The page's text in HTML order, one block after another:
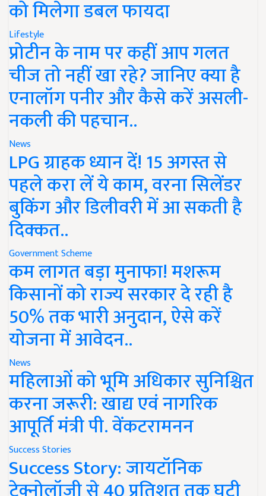
को मिलेगा डबल फायदा
Lifestyle
प्रोटीन के नाम पर कहीं आप गलत
चीज तो नहीं खा रहे? जानिए क्या है
एनालॉग पनीर और कैसे करें असली-
नकली की पहचान..
News
LPG ग्राहक ध्यान दें! 15 अगस्त से
पहले करा लें ये काम, वरना सिलेंडर
बुकिंग और डिलीवरी में आ सकती है
दिक्कत..
Government Scheme
कम लागत बड़ा मुनाफा! मशरूम
किसानों को राज्य सरकार दे रही है
50% तक भारी अनुदान, ऐसे करें
योजना में आवेदन..
News
महिलाओं को भूमि अधिकार सुनिश्चित
करना जरूरी: खाद्य एवं नागरिक
आपूर्ति मंत्री पी. वेंकटरामनन
Success Stories
Success Story: जायटॉनिक